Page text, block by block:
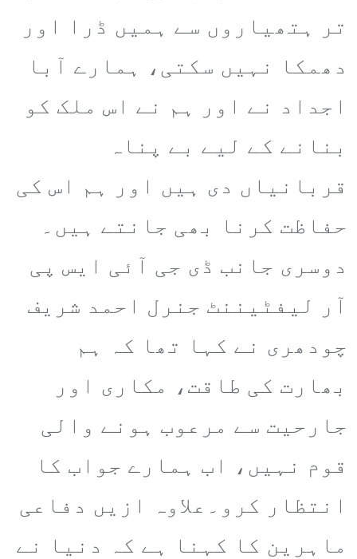
تر ہتھیاروں سے ہمیں ڈرا اور
دھمکا نہیں سکتی، ہمارے آبا
اجداد نے اور ہم نے اس ملک کو
بنانے کے لیے بے پناہ
قربانیاں دی ہیں اور ہم اس کی
حفاظت کرنا بھی جانتے ہیں۔
دوسری جانب ڈی جی آئی ایس پی
آر لیفٹیننٹ جنرل احمد شریف
چودھری نے کہا تھا کہ ہم
بھارت کی طاقت، مکاری اور
جارحیت سے مرعوب ہونے والی
قوم نہیں، اب ہمارے جواب کا
انتظار کرو۔علاوہ ازیں دفاعی
ماہرین کا کہنا ہے کہ دنیا نے